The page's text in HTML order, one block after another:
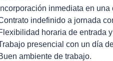
inmediata en
indefinido a jornada
horaria de entrada
presencial con un día
ambiente de trabajo.